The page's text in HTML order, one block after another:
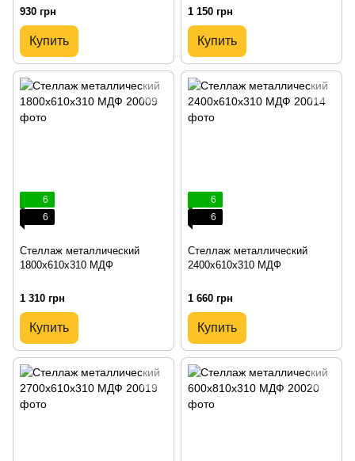
930 грн
Купить
1 150 грн
Купить
6
6
Стеллаж металлический
1800х610х310 МДФ
1 310 грн
Купить
6
6
Стеллаж металлический
2400х610х310 МДФ
1 660 грн
Купить